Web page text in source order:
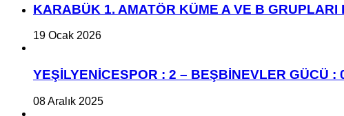
KARABÜK 1. AMATÖR KÜME A VE B GRUPLARI
19 Ocak 2026
YEŞİLYENİCESPOR : 2 – BEŞBİNEVLER GÜCÜ :
08 Aralık 2025